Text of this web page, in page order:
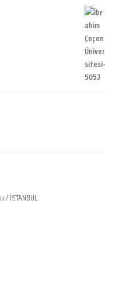
İSTANBUL